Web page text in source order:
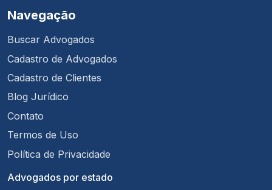
Navegação
Buscar Advogados
Cadastro de Advogados
Cadastro de Clientes
Blog Jurídico
Contato
Termos de Uso
Política de Privacidade
Advogados por estado